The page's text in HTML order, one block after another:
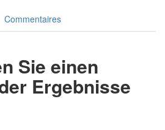
Commentaires
Sie einen
Ergebnisse